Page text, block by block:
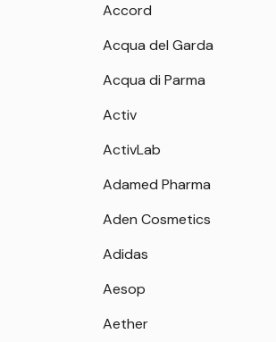
Accord
Acqua del Garda
Acqua di Parma
Activ
ActivLab
Adamed Pharma
Aden Cosmetics
Adidas
Aesop
Aether